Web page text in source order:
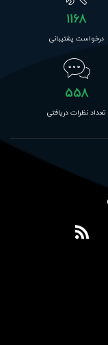
1168
درخواست پشتیبانی
558
تعداد نظرات دریافتی